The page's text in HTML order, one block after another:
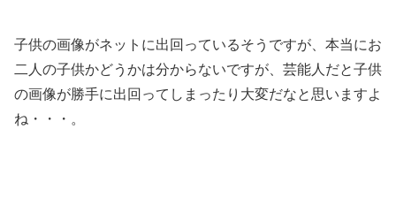
子供の画像がネットに出回っているそうですが、本当にお
二人の子供かどうかは分からないですが、芸能人だと子供
の画像が勝手に出回ってしまったり大変だなと思いますよ
ね・・・。